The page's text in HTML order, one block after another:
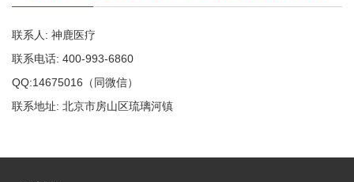
联系人: 神鹿医疗
联系电话: 400-993-6860
QQ:14675016（同微信）
联系地址: 北京市房山区琉璃河镇